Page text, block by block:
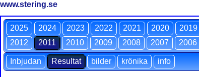
www.stering.se
2025 2024 2023 2022 2021 2020 2019
2012
2011 2010 2009 2008 2007 2006
Inbjudan Resultat bilder krönika info